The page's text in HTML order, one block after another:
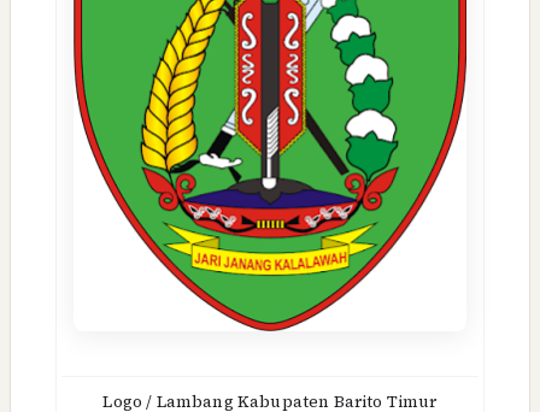
Logo / Lambang Kabupaten Barito Timur